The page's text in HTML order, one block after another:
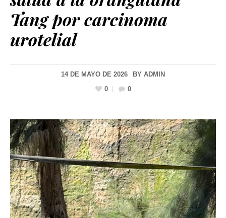
Tang por carcinoma
urotelial
14 DE MAYO DE 2026 BY ADMIN
0
0